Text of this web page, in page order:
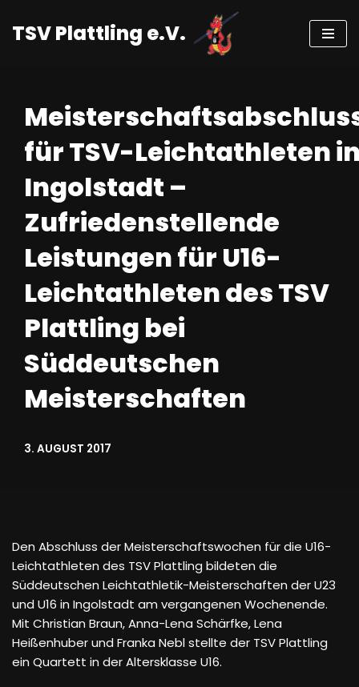
Zum
TSV Plattling e.V.
für TSV-Leichtathleten
Ingolstadt –
Zufriedenstellende
Leistungen für U16-
Leichtathleten des TSV
Plattling bei
Süddeutschen
Meisterschaften
3. AUGUST 2017
Den Abschluss der Meisterschaftswochen für die U16-
Leichtathleten des TSV Plattling bildeten die
Süddeutschen Leichtathletik-Meisterschaften der U23
und U16 in Ingolstadt am vergangenen Wochenende.
Mit Christian Braun, Anna-Lena Schärfke, Lena
Heißenhuber und Franka Nebl stellte der TSV Plattling
ein Quartett in der Altersklasse U16.